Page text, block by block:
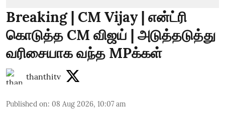
Breaking | CM Vijay | என்ட்ரி
கொடுத்த CM விஜய் | அடுத்தடுத்து
வரிசையாக வந்த MPக்கள்
thanthitv
Published on: 08 Aug 2026, 10:07 am